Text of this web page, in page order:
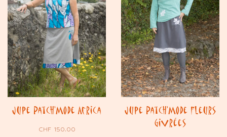
Jupe Patch’Mode Africa
CHF150.00
Jupe Patch’Mode Fleurs
Givrées